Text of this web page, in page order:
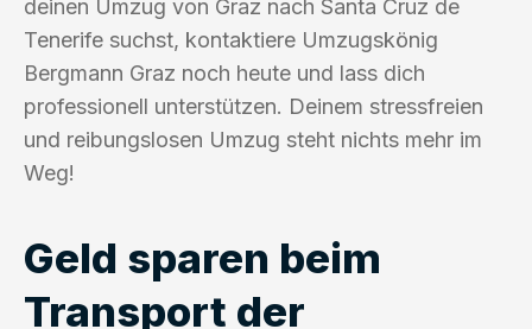
deinen Umzug von Graz nach Santa Cruz de
Tenerife suchst, kontaktiere Umzugskönig
Bergmann Graz noch heute und lass dich
professionell unterstützen. Deinem stressfreien
und reibungslosen Umzug steht nichts mehr im
Weg!
Geld sparen beim
Transport der